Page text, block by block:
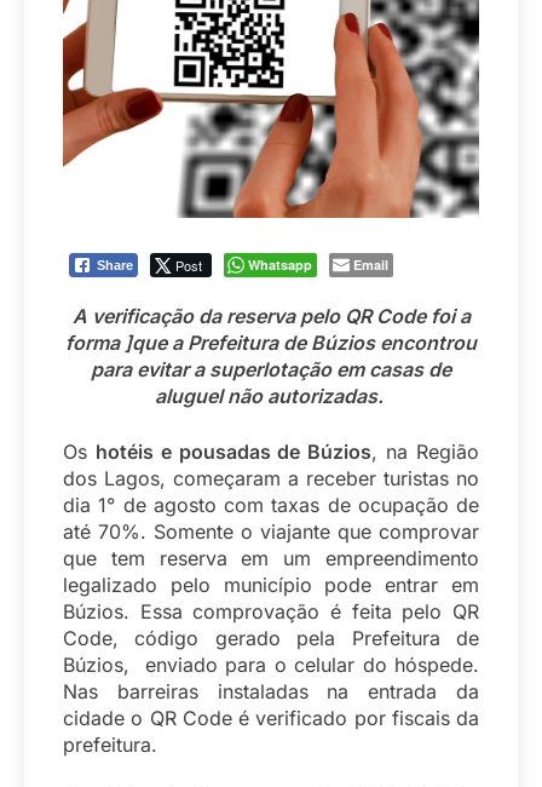
Share Post Whatsapp Email
A verificação da reserva pelo QR Code foi a
forma ]que a Prefeitura de Búzios encontrou
para evitar a superlotação em casas de
aluguel não autorizadas.
Os hotéis e pousadas de Búzios, na Região
dos Lagos, começaram a receber turistas no
dia 1° de agosto com taxas de ocupação de
até 70%. Somente o viajante que comprovar
que tem reserva em um empreendimento
legalizado pelo município pode entrar em
Búzios. Essa comprovação é feita pelo QR
Code, código gerado pela Prefeitura de
Búzios, enviado para o celular do hóspede.
Nas barreiras instaladas na entrada da
cidade o QR Code é verificado por fiscais da
prefeitura.